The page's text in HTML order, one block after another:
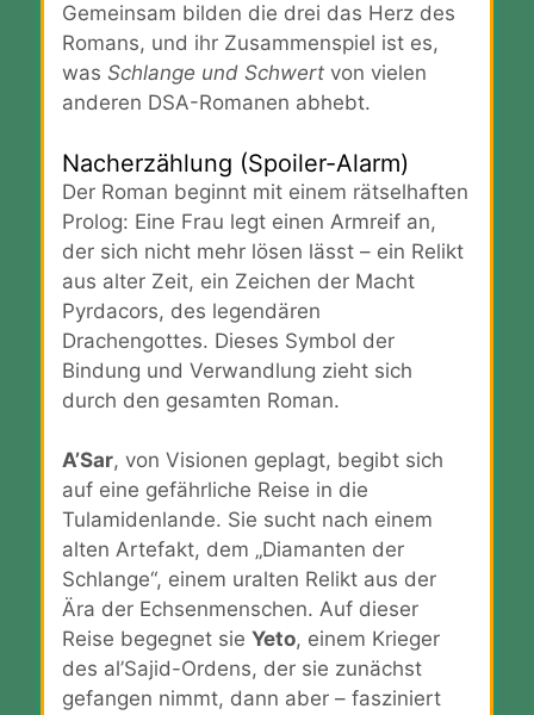
Gemeinsam bilden die drei das Herz des
Romans, und ihr Zusammenspiel ist es,
was Schlange und Schwertvon vielen
anderen DSA-Romanen abhebt.
Nacherzählung (Spoiler-Alarm)
Der Roman beginnt mit einem rätselhaften
Prolog: Eine Frau legt einen Armreif an,
der sich nicht mehr lösen lässt – ein Relikt
aus alter Zeit, ein Zeichen der Macht
Pyrdacors, des legendären
Drachengottes. Dieses Symbol der
Bindung und Verwandlung zieht sich
durch den gesamten Roman.
A’Sar, von Visionen geplagt, begibt sich
auf eine gefährliche Reise in die
Tulamidenlande. Sie sucht nach einem
alten Artefakt, dem „Diamanten der
Schlange“, einem uralten Relikt aus der
Ära der Echsenmenschen. Auf dieser
Reise begegnet sie Yeto, einem Krieger
des al’Sajid-Ordens, der sie zunächst
gefangen nimmt, dann aber – fasziniert